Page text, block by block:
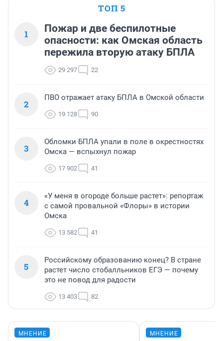
ТОП 5
1
Пожар и две беспилотные
опасности: как Омская область
пережила вторую атаку БПЛА
29 297 22
2
ПВО отражает атаку БПЛА в Омской области
19 128 90
3
Обломки БПЛА упали в поле в окрестностях
Омска — вспыхнул пожар
17 902 41
4
«У меня в огороде больше растет»: репортаж
с самой провальной «Флоры» в истории
Омска
13 582 41
5
Российскому образованию конец? В стране
растет число стобалльников ЕГЭ — почему
это не повод для радости
13 403 82
МНЕНИЕ МНЕНИЕ